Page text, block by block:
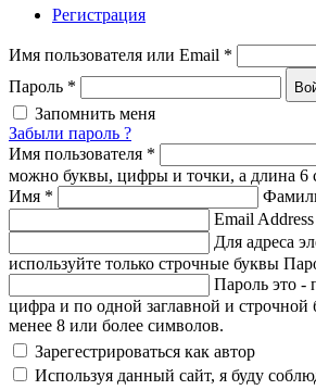
Регистрация
Имя пользователя или Email *
Пароль *
Запомнить меня
Забыли пароль ?
Имя пользователя *
можно буквы, цифры и точки, а длина 6
Имя *
Email Address
Для адреса
используйте только строчные буквы
Пароль это -
цифра и по одной заглавной и строчной
менее 8 или более символов.
Зарегестрироваться как автор
Используя данный сайт, я буду